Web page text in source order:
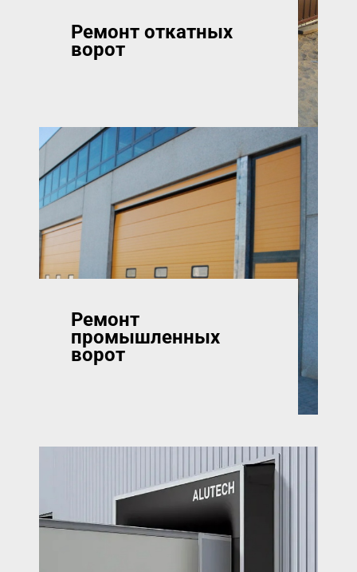
Ремонт откатных
ворот
Ремонт
промышленных
ворот